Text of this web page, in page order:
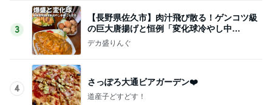
3
【長野県佐久市】肉汁飛び散る！ゲンコツ級
の巨大唐揚げと恒例「変化球冷やし中
華」！！〜李紅蘭さん〜
デカ盛りんぐ
4
さっぽろ大通ビアガーデン❤️
道産子どすどす！